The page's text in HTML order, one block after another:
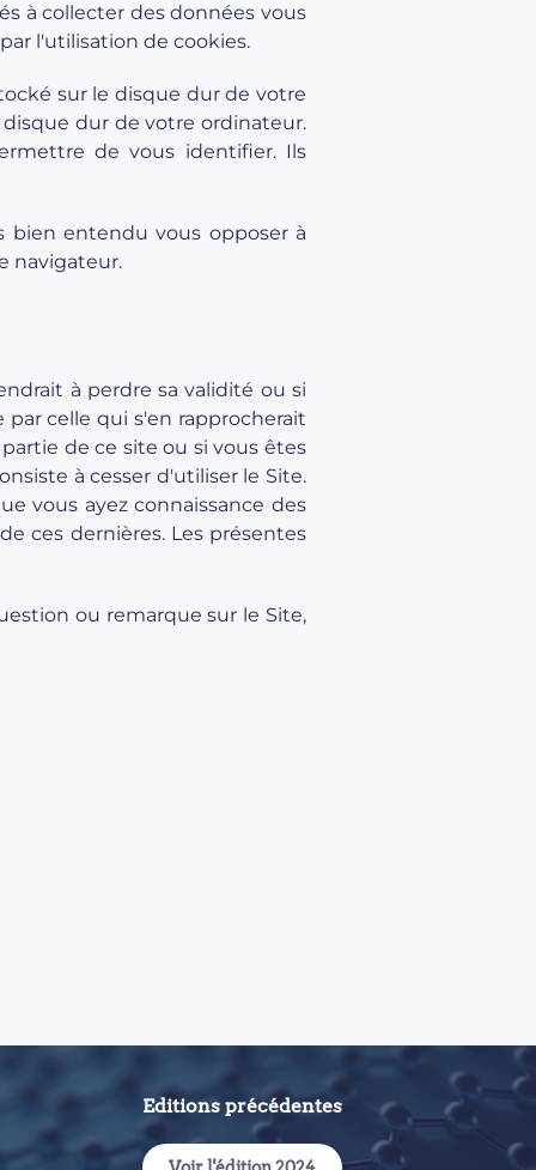
à collecter des données vous
l'utilisation de cookies.
sur le disque dur de votre
dur de votre ordinateur.
de vous identifier. Ils
bien entendu vous opposer à
navigateur.
à perdre sa validité ou si
celle qui s'en rapprocherait
de ce site ou si vous êtes
à cesser d'utiliser le Site.
vous ayez connaissance des
ces dernières. Les présentes
ou remarque sur le Site,
Editions précédentes